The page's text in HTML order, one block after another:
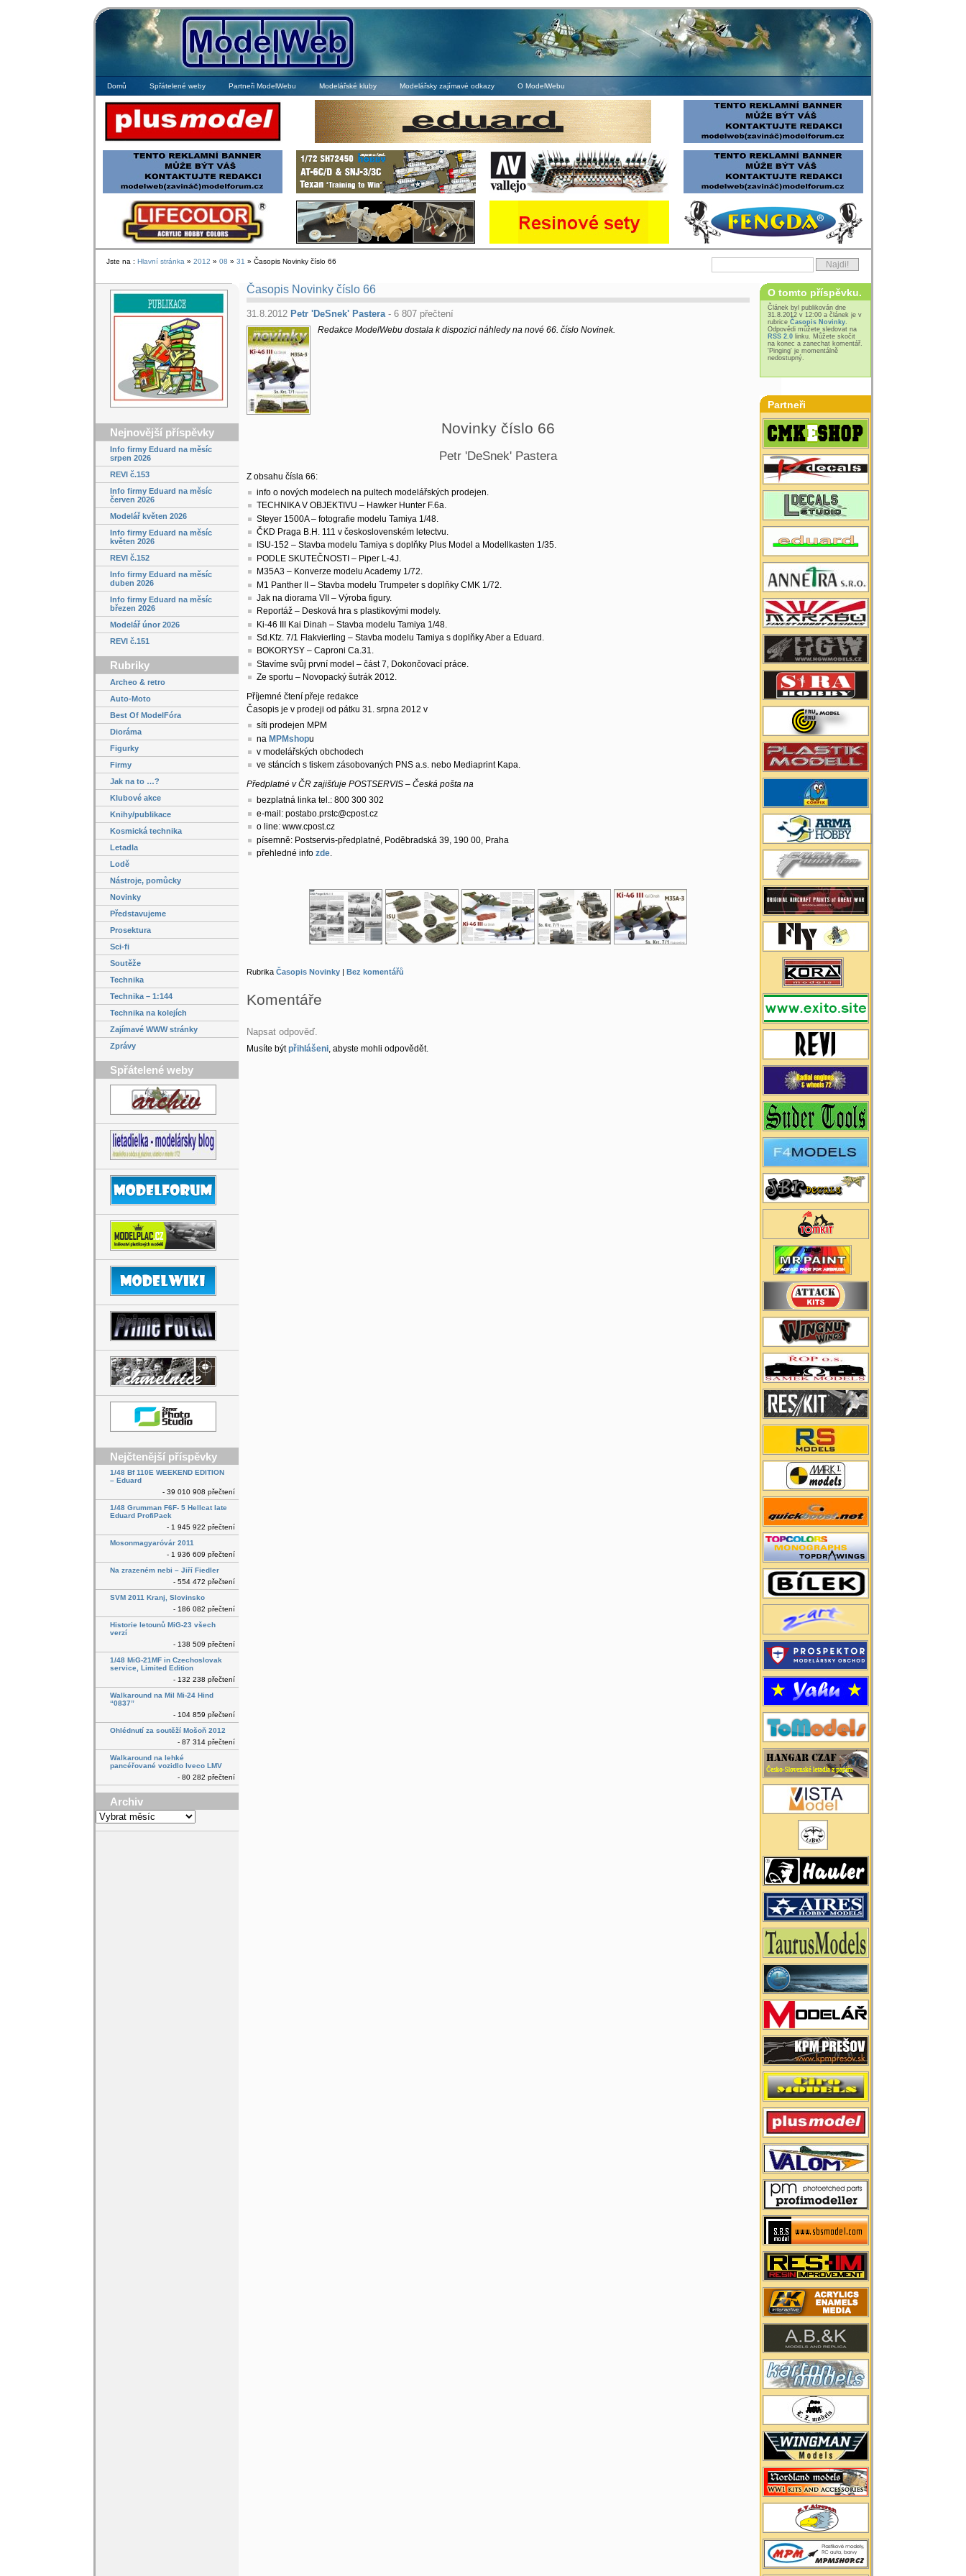
Domů Spřátelené weby Partneři ModelWebu Modelářské kluby Modelářsky zajímavé odkazy O ModelWebu
Jste na : Hlavní stránka » 2012 » 08 » 31 » Časopis Novinky číslo 66
Nejnovější příspěvky
Info firmy Eduard na měsíc
srpen 2026
REVI č.153
Info firmy Eduard na měsíc
červen 2026
Modelář květen 2026
Info firmy Eduard na měsíc
květen 2026
REVI č.152
Info firmy Eduard na měsíc
duben 2026
Info firmy Eduard na měsíc
březen 2026
Modelář únor 2026
REVI č.151
Rubriky
Archeo & retro
Auto-Moto
Best Of ModelFóra
Dioráma
Figurky
Firmy
Jak na to …?
Klubové akce
Knihy/publikace
Kosmická technika
Letadla
Lodě
Nástroje, pomůcky
Novinky
Představujeme
Prosektura
Sci-fi
Soutěže
Technika
Technika – 1:144
Technika na kolejích
Zajímavé WWW stránky
Zprávy
Spřátelené weby
Nejčtenější příspěvky
1/48 Bf 110E WEEKEND EDITION
– Eduard
- 39 010 908 přečtení
1/48 Grumman F6F- 5 Hellcat late
Eduard ProfiPack
- 1 945 922 přečtení
Mosonmagyaróvár 2011
- 1 936 609 přečtení
Na zrazeném nebi – Jiří Fiedler
- 554 472 přečtení
SVM 2011 Kranj, Slovinsko
- 186 082 přečtení
Historie letounů MiG-23 všech
verzí
- 138 509 přečtení
1/48 MiG-21MF in Czechoslovak
service, Limited Edition
- 132 238 přečtení
Walkaround na Mil Mi-24 Hind
“0837”
- 104 859 přečtení
Ohlédnutí za soutěží Mošoň 2012
- 87 314 přečtení
Walkaround na lehké
pancéřované vozidlo Iveco LMV
- 80 282 přečtení
Archiv
Archiv
Časopis Novinky číslo 66
31.8.2012 Petr 'DeSnek' Pastera- 6 807 přečtení
Redakce ModelWebu dostala k dispozici náhledy na nové 66. číslo Novinek.
Novinky číslo 66
Petr 'DeSnek' Pastera
Z obsahu čísla 66:
info o nových modelech na pultech modelářských prodejen.
TECHNIKA V OBJEKTIVU – Hawker Hunter F.6a.
Steyer 1500A – fotografie modelu Tamiya 1/48.
ČKD Praga B.H. 111 v československém letectvu.
ISU-152 – Stavba modelu Tamiya s doplňky Plus Model a Modellkasten 1/35.
PODLE SKUTEČNOSTI – Piper L-4J.
M35A3 – Konverze modelu Academy 1/72.
M1 Panther II – Stavba modelu Trumpeter s doplňky CMK 1/72.
Jak na diorama VII – Výroba figury.
Reportáž – Desková hra s plastikovými modely.
Ki-46 III Kai Dinah – Stavba modelu Tamiya 1/48.
Sd.Kfz. 7/1 Flakvierling – Stavba modelu Tamiya s doplňky Aber a Eduard.
BOKORYSY – Caproni Ca.31.
Stavíme svůj první model – část 7, Dokončovací práce.
Ze sportu – Novopacký šutrák 2012.
Příjemné čtení přeje redakce
Časopis je v prodeji od pátku 31. srpna 2012 v
síti prodejen MPM
na MPMshopu
v modelářských obchodech
ve stáncích s tiskem zásobovaných PNS a.s. nebo Mediaprint Kapa.
Předplatné v ČR zajišťuje POSTSERVIS – Česká pošta na
bezplatná linka tel.: 800 300 302
e-mail: postabo.prstc@cpost.cz
o line: www.cpost.cz
písemně: Postservis-předplatné, Poděbradská 39, 190 00, Praha
přehledné info zde.
Rubrika Časopis Novinky| Bez komentářů
Komentáře
Napsat odpověď.
Musíte býtpřihlášeni, abyste mohli odpovědět.
O tomto příspěvku.
Článek byl publikován dne
31.8.2012 v 12:00 a článek je v
rubrice Časopis Novinky.
Odpovědi můžete sledovat na
RSS 2.0linku. Můžete skočit
na konec a zanechat komentář.
'Pinging' je momentálně
nedostupný.
Partneři